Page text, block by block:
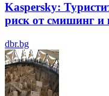
Kaspersky:
риск от смишинг и
dbr.bg